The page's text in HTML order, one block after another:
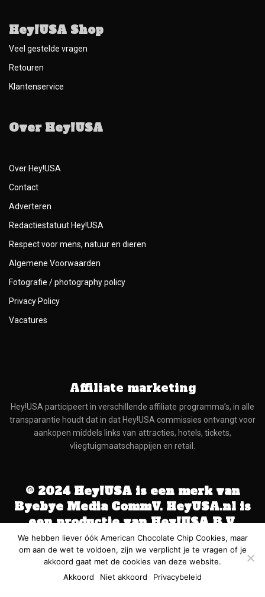
Hey!USA Shop
Veel gestelde vragen
Retouren
Klantenservice
Over Hey!USA
Over Hey!USA
Contact
Adverteren
Redactiestatuut Hey!USA
Respect voor mens, natuur en dieren
Algemene Voorwaarden
Fotografie / photography policy
Privacy Policy
Vacatures
Affiliate marketing
Hey!USA participeert in verschillende affiliate programma’s, in alle
transparantie houdt dat in dat Hey!USA commissies ontvangt voor
aankopen middels links van attracties, hotels, tickets,
vliegtuigmaatschappijen en retail.
© 2024 Hey!USA is een merk van
Byebye Media CommV. HeyUSA.nl is
een productie van Hey!USA B.V.
Alle rechten voorbehouden Hey!USA B.V. Hey!USA, het Hey!USA
logo en NWYRK zijn geregistreerde merken van Byebye Media
CommV.
We hebben liever óók American Chocolate Chip Cookies, maar
om aan de wet te voldoen, zijn we verplicht je te vragen of je
akkoord gaat met de cookies van deze website.
Akkoord
Niet akkoord Privacybeleid